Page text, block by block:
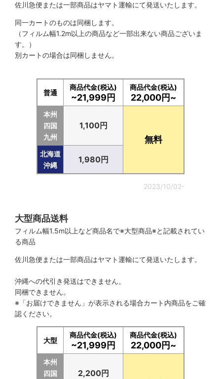
佐川急便または一部商品はヤマト運輸にて発送いたします。
同一カートのものは同梱します。
（フィルム幅1.2m以上の商品など一部出来ない商品ございま
す。）
別カートの場合は同梱しません。
普通
商品代金(税込)
~21,999円
商品代金(税込)
22,000円~
本州
四国
九州
1,100円
無料
北海道
沖縄
1,980円
2023/10/02-
大型商品送料
フィルム幅1.5m以上など商品名で※大型商品※と記載されてい
る商品
佐川急便または一部商品はヤマト運輸にて発送いたします。
沖縄への代引き発送はできません。
同梱できません。
※「お届けできません」が表示される場合カート内商品をご確
認ください。
大型
商品代金(税込)
~21,999円
商品代金(税込)
22,000円~
本州
四国
2,200円